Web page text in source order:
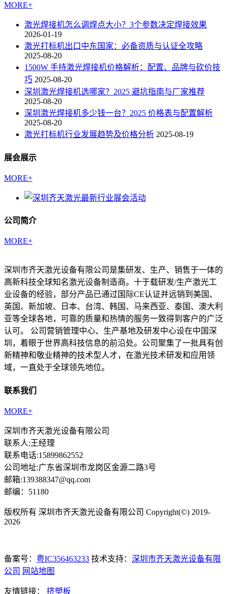
MORE+
激光焊接机怎么调焊点大小？3个参数决定焊接效果
2026-01-19
激光打标机出口中东国家：必备资质与认证全攻略
2025-08-20
1500W 手持激光焊接机价格解析：配置、品牌与砍价技
巧 2025-08-20
深圳激光焊接机选哪家？2025 避坑指南与厂家推荐
2025-08-20
深圳激光焊接机多少钱一台？2025 价格表与配置解析
2025-08-20
激光打标机行业发展趋势及价格分析 2025-08-19
展会展示
MORE+
公司简介
MORE+
深圳市齐天激光设备有限公司是集研发、生产、销售于一体的
高新科技全球知名激光设备制造商。十于载研发/生产激光工
业设备的经验，部分产品已通过国际CE认证并远销到美国、
英国、新加坡、日本、台湾、韩国、马来西亚、泰国、澳大利
亚等全球各地，可靠的质量和热情的服务一致得到客户的广泛
认可。 公司营销管理中心、生产基地及研发中心设在中国深
圳，着眼于世界高科技信息的前沿处。公司聚集了一批具有创
新精神和敬业精神的技术型人才，在激光技术研发和应用领
域，一直处于全球领先地位。
联系我们
MORE+
深圳市齐天激光设备有限公司
联系人:王经理
联系电话:15899862552
公司地址:广东省深圳市龙岗区金源二路3号
邮箱:139388347@qq.com
邮编：51180
版权所有 深圳市齐天激光设备有限公司 Copyright(©) 2019-
2026
备案号： 粤IC356463233 技术支持： 深圳市齐天激光设备有限
公司 网站地图
友情链接： 挤塑板